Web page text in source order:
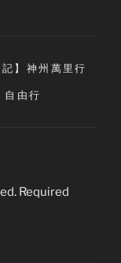
記】神州萬里行
自由行
Required